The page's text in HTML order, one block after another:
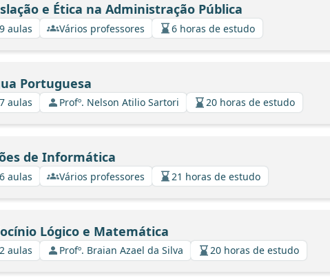
e Ética na Administração Pública
aulas Vários professores 6 horas de estudo
Portuguesa
aulas Profº. Nelson Atilio Sartori 20 horas de estudo
de Informática
aulas Vários professores 21 horas de estudo
Lógico e Matemática
aulas Profº. Braian Azael da Silva 20 horas de estudo